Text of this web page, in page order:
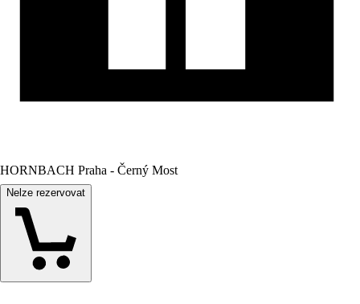
HORNBACH Praha - Černý Most
Nelze rezervovat